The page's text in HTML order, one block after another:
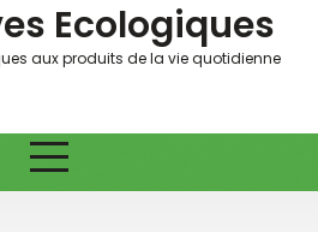
Ecologiques
aux produits de la vie quotidienne